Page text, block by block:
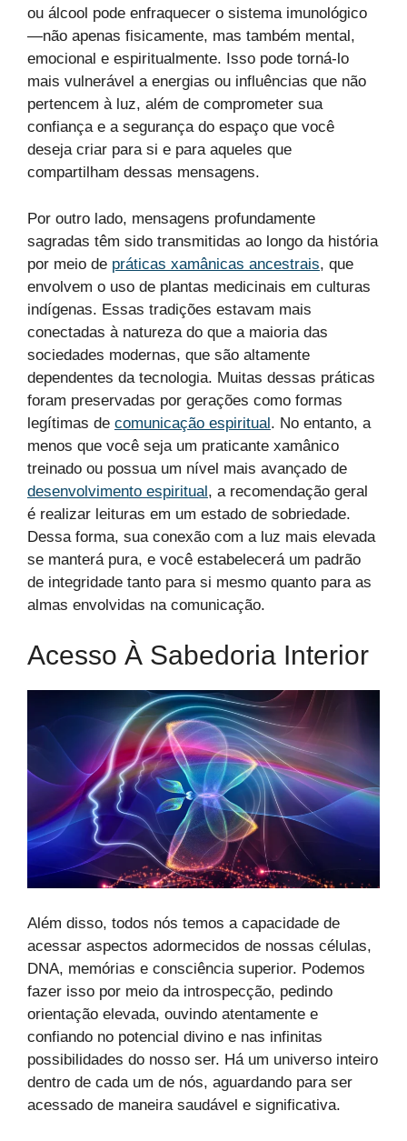
ou álcool pode enfraquecer o sistema imunológico
—não apenas fisicamente, mas também mental,
emocional e espiritualmente. Isso pode torná-lo
mais vulnerável a energias ou influências que não
pertencem à luz, além de comprometer sua
confiança e a segurança do espaço que você
deseja criar para si e para aqueles que
compartilham dessas mensagens.
Por outro lado, mensagens profundamente
sagradas têm sido transmitidas ao longo da história
por meio de práticas xamânicas ancestrais, que
envolvem o uso de plantas medicinais em culturas
indígenas. Essas tradições estavam mais
conectadas à natureza do que a maioria das
sociedades modernas, que são altamente
dependentes da tecnologia. Muitas dessas práticas
foram preservadas por gerações como formas
legítimas de comunicação espiritual. No entanto, a
menos que você seja um praticante xamânico
treinado ou possua um nível mais avançado de
desenvolvimento espiritual, a recomendação geral
é realizar leituras em um estado de sobriedade.
Dessa forma, sua conexão com a luz mais elevada
se manterá pura, e você estabelecerá um padrão
de integridade tanto para si mesmo quanto para as
almas envolvidas na comunicação.
Acesso À Sabedoria Interior
Além disso, todos nós temos a capacidade de
acessar aspectos adormecidos de nossas células,
DNA, memórias e consciência superior. Podemos
fazer isso por meio da introspecção, pedindo
orientação elevada, ouvindo atentamente e
confiando no potencial divino e nas infinitas
possibilidades do nosso ser. Há um universo inteiro
dentro de cada um de nós, aguardando para ser
acessado de maneira saudável e significativa.